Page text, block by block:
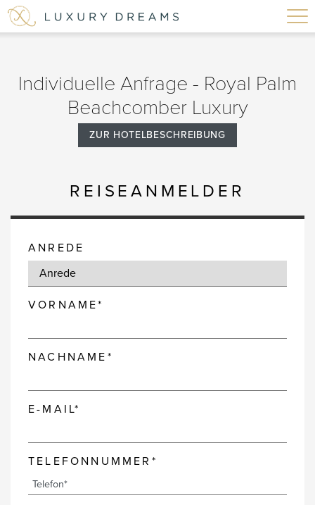
Individuelle Anfrage - Royal Palm
Beachcomber Luxury
ZUR HOTELBESCHREIBUNG
REISEANMELDER
ANREDE
VORNAME*
NACHNAME*
E-MAIL*
TELEFONNUMMER*